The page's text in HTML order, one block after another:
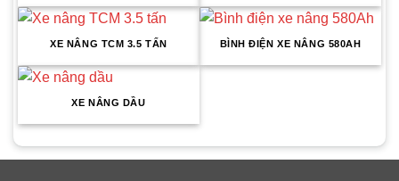
XE NÂNG TCM 3.5 TẤN BÌNH ĐIỆN XE NÂNG 580AH
XE NÂNG DẦU